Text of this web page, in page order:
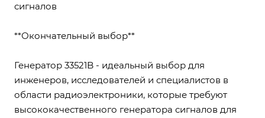
сигналов
**Окончательный выбор**
Генератор 33521B - идеальный выбор для
инженеров, исследователей и специалистов в
области радиоэлектроники, которые требуют
высококачественного генератора сигналов для